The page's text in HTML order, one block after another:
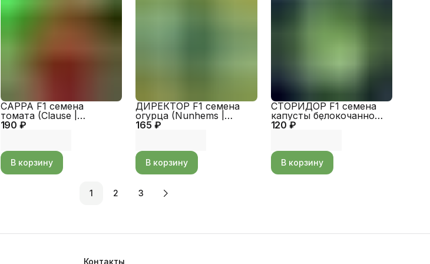
190 ₽
САРРА F1 семена
томата (Clause |
Alexagro)
В корзину
165 ₽
ДИРЕКТОР F1 семена
огурца (Nunhems |
Alexagro)
В корзину
120 ₽
СТОРИДОР F1 семена
капусты белокочанной
(Syngenta | Alexagro)
В корзину
1 2 3
Контакты